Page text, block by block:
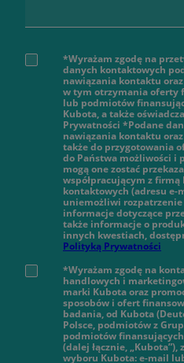
*Wyrażam zgodę na
danych kontaktowych
nawiązania kontaktu
w tym otrzymania oferty
lub podmiotów
Kubota, a także
Prywatności *Podane
nawiązania kontaktu
także do przygotowania
do Państwa możliwości i
mogą one zostać
współpracującym z
kontaktowych (adresu
uniemożliwi rozpatrzenie
informacje dotyczące
także informacje o
innych kwestiach,
Polityką Prywatności
*Wyrażam zgodę na
handlowych i
marki Kubota oraz
sposobów i ofert
badania, od Kubota
Polsce, podmiotów z
podmiotów
(dalej łącznie,
wyboru Kubota: e-mail